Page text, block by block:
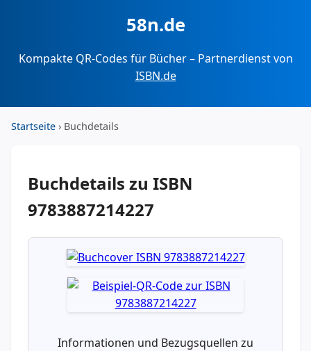
58n.de
Kompakte QR-Codes für Bücher – Partnerdienst von
ISBN.de
Startseite › Buchdetails
Buchdetails zu ISBN
9783887214227
Informationen und Bezugsquellen zu